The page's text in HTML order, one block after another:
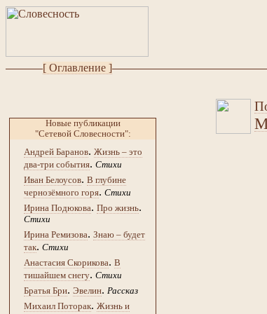
[ Оглавление ]
Новые публикации
"Сетевой Словесности":
Андрей Баранов. Жизнь – это
два-три события. Стихи
Иван Белоусов. В глубине
чернозёмного горя. Стихи
Ирина Подюкова. Про жизнь.
Стихи
Ирина Ремизова. Знаю – будет
так. Стихи
Анастасия Скорикова. В
тишайшем снегу. Стихи
Братья Бри. Эвелин. Рассказ
Михаил Поторак. Жизнь и